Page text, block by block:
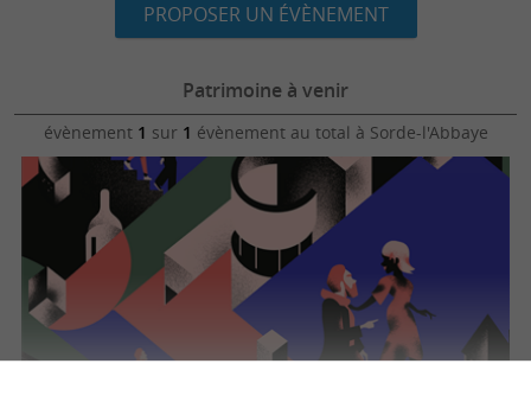
PROPOSER UN ÉVÈNEMENT
Patrimoine à venir
évènement 1 sur 1 évènement au total à Sorde-l'Abbaye